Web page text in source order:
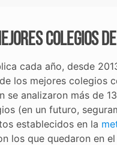
colegios
cada año, desde
los mejores colegios
se analizaron más de
(en un futuro,
establecidos en la
los que quedaron en